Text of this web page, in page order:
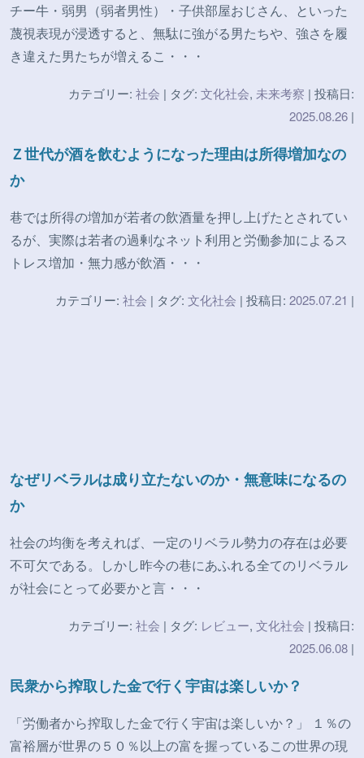
チー牛・弱男（弱者男性）・子供部屋おじさん、といった
蔑視表現が浸透すると、無駄に強がる男たちや、強さを履
き違えた男たちが増えるこ・・・
カテゴリー: 社会 | タグ: 文化社会, 未来考察 | 投稿日:
2025.08.26 |
Ｚ世代が酒を飲むようになった理由は所得増加なの
か
巷では所得の増加が若者の飲酒量を押し上げたとされてい
るが、実際は若者の過剰なネット利用と労働参加によるス
トレス増加・無力感が飲酒・・・
カテゴリー: 社会 | タグ: 文化社会 | 投稿日: 2025.07.21 |
なぜリベラルは成り立たないのか・無意味になるの
か
社会の均衡を考えれば、一定のリベラル勢力の存在は必要
不可欠である。しかし昨今の巷にあふれる全てのリベラル
が社会にとって必要かと言・・・
カテゴリー: 社会 | タグ: レビュー, 文化社会 | 投稿日:
2025.06.08 |
民衆から搾取した金で行く宇宙は楽しいか？
「労働者から搾取した金で行く宇宙は楽しいか？」 １％の
富裕層が世界の５０％以上の富を握っているこの世界の現